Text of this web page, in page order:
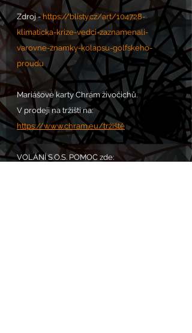
Zdroj - https://blisty.cz/art/104728-
klimaticka-krize-vedci-zaznamenali-
varovne-znamky-kolapsu-golfskeho-
proudu
Mariášové karty Chrám živočichů.
V prodeji na tržišti na:
https://www.chram.eu/tržiště
VOLÁNÍ S.O.S. POMOC zde: